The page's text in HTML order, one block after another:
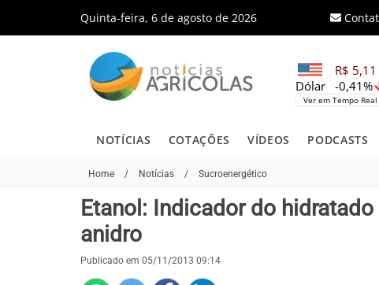
Quinta-feira, 6 de agosto de 2026
R$ 5,11
-0,41%
Dólar
Ver em Tempo Real
NOTÍCIAS COTAÇÕES VÍDEOS PODCASTS
Home / Notícias / Sucroenergético
Etanol: Indicador do
anidro
Publicado em 05/11/2013 09:14